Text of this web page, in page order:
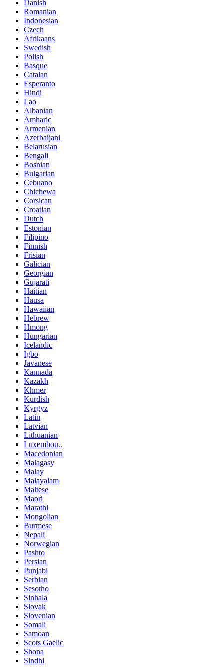
Danish
Romanian
Indonesian
Czech
Afrikaans
Swedish
Polish
Basque
Catalan
Esperanto
Hindi
Lao
Albanian
Amharic
Armenian
Azerbaijani
Belarusian
Bengali
Bosnian
Bulgarian
Cebuano
Chichewa
Corsican
Croatian
Dutch
Estonian
Filipino
Finnish
Frisian
Galician
Georgian
Gujarati
Haitian
Hausa
Hawaiian
Hebrew
Hmong
Hungarian
Icelandic
Igbo
Javanese
Kannada
Kazakh
Khmer
Kurdish
Kyrgyz
Latin
Latvian
Lithuanian
Luxembou..
Macedonian
Malagasy
Malay
Malayalam
Maltese
Maori
Marathi
Mongolian
Burmese
Nepali
Norwegian
Pashto
Persian
Punjabi
Serbian
Sesotho
Sinhala
Slovak
Slovenian
Somali
Samoan
Scots Gaelic
Shona
Sindhi